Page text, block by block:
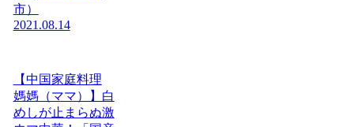
市）
2021.08.14
【中国家庭料理
媽媽（ママ）】白
めしが止まらぬ激